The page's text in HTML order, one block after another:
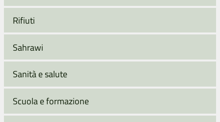
Rifiuti
Sahrawi
Sanità e salute
Scuola e formazione